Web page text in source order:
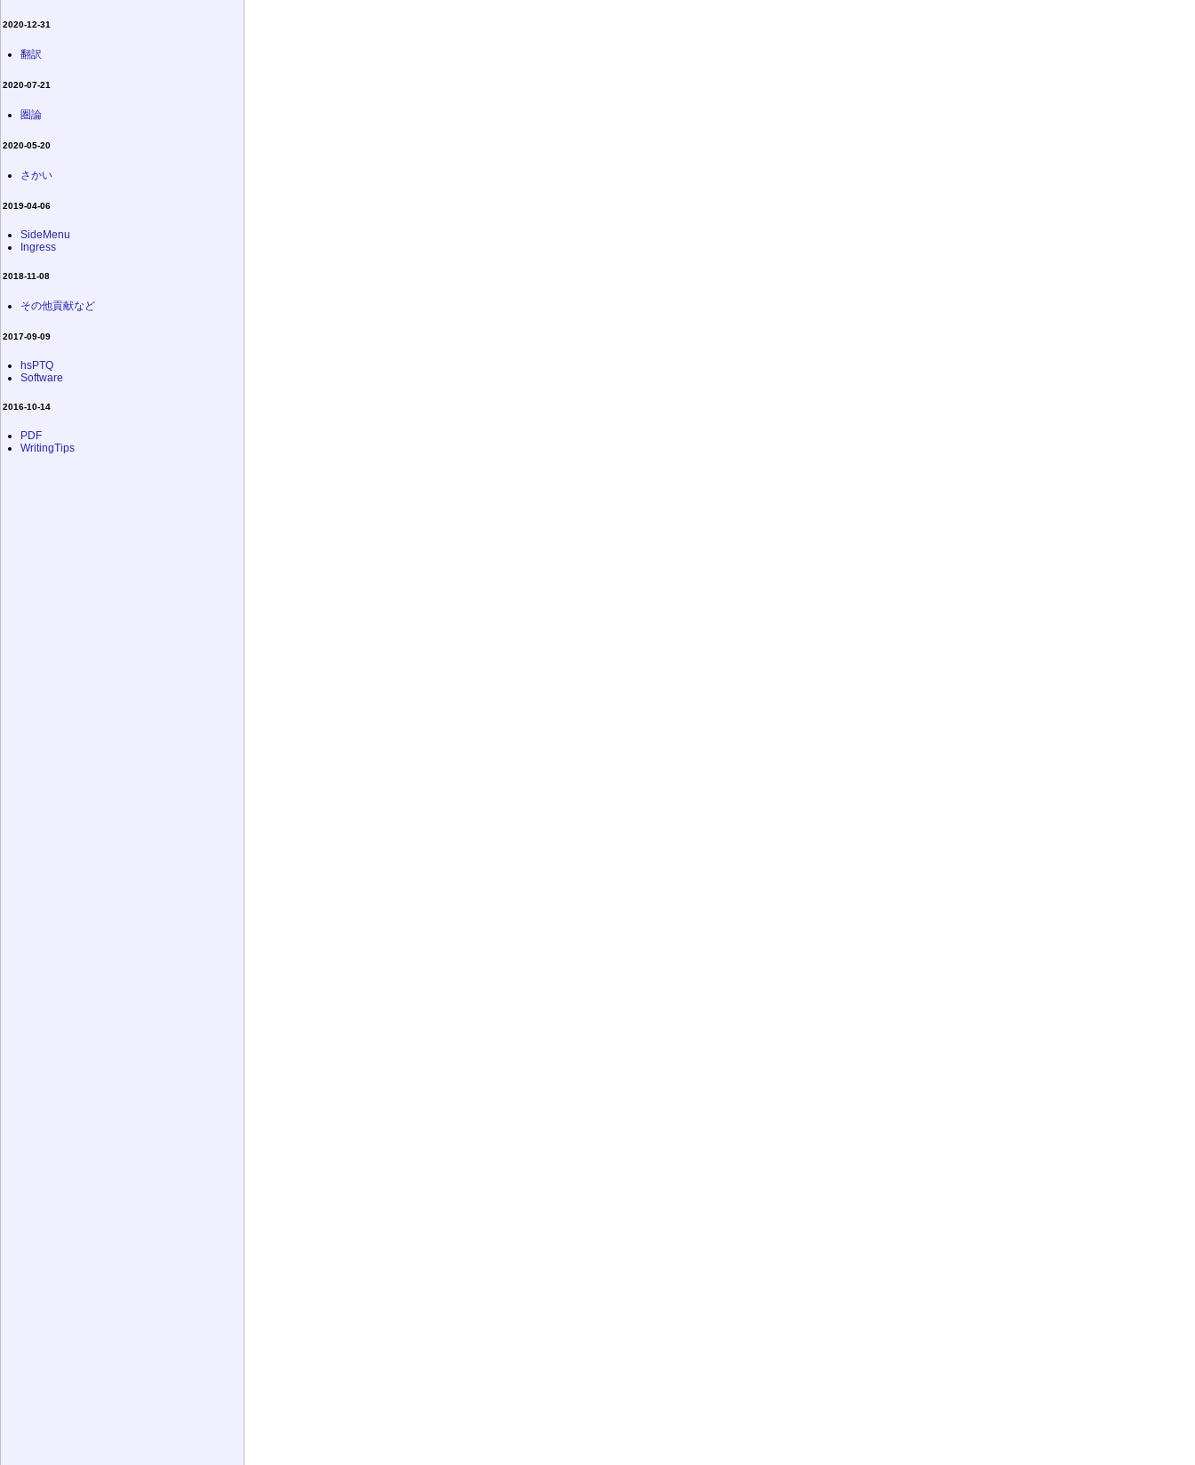
2020-12-31
翻訳
2020-07-21
圏論
2020-05-20
さかい
2019-04-06
SideMenu
Ingress
2018-11-08
その他貢献など
2017-09-09
hsPTQ
Software
2016-10-14
PDF
WritingTips